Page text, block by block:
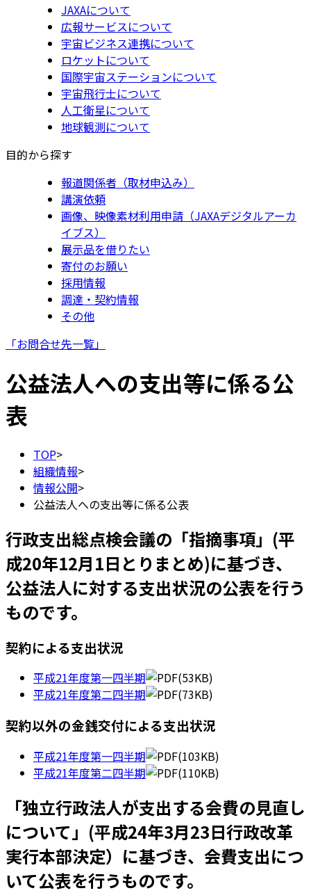
JAXAについて
広報サービスについて
宇宙ビジネス連携について
ロケットについて
国際宇宙ステーションについて
宇宙飛行士について
人工衛星について
地球観測について
目的から探す
報道関係者（取材申込み）
講演依頼
画像、映像素材利用申請（JAXAデジタルアーカ
イブス）
展示品を借りたい
寄付のお願い
採用情報
調達・契約情報
その他
「お問合せ先一覧」
公益法人への支出等に係る公
表
TOP>
組織情報>
情報公開>
公益法人への支出等に係る公表
行政支出総点検会議の「指摘事項」(平
成20年12月1日とりまとめ)に基づき、
公益法人に対する支出状況の公表を行う
ものです。
契約による支出状況
平成21年度第一四半期
(53KB)
平成21年度第二四半期
(73KB)
契約以外の金銭交付による支出状況
平成21年度第一四半期
(103KB)
平成21年度第二四半期
(110KB)
「独立行政法人が支出する会費の見直し
について」(平成24年3月23日行政改革
実行本部決定）に基づき、会費支出につ
いて公表を行うものです。